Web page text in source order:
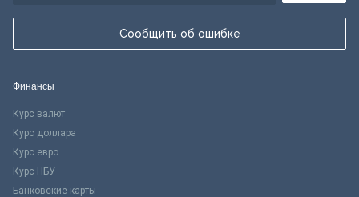
Сообщить об ошибке
Финансы
Курс валют
Курс доллара
Курс евро
Курс НБУ
Банковские карты